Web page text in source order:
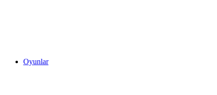
Oyunlar